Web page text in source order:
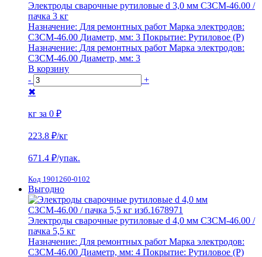
Электроды сварочные рутиловые d 3,0 мм СЗСМ-46.00 /
пачка 3 кг
Назначение: Для ремонтных работ Марка электродов:
СЗСМ-46.00 Диаметр, мм: 3 Покрытие: Рутиловое (Р)
Назначение: Для ремонтных работ Марка электродов:
СЗСМ-46.00 Диаметр, мм: 3
В корзину
-
+
✖
кг за 0 ₽
223.8 ₽/кг
671.4 ₽/упак.
Код 1901260-0102
Выгодно
Электроды сварочные рутиловые d 4,0 мм СЗСМ-46.00 /
пачка 5,5 кг
Назначение: Для ремонтных работ Марка электродов:
СЗСМ-46.00 Диаметр, мм: 4 Покрытие: Рутиловое (Р)